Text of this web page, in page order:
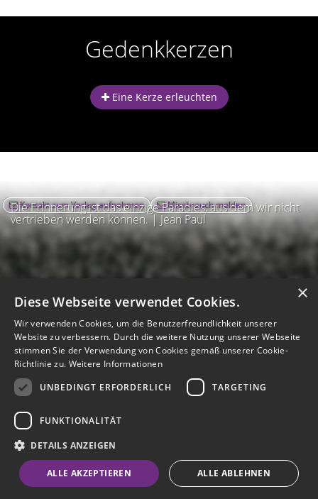
Gedenkkerzen
Eine Kerze erleuchten
Die Erinnerung ist das einzige Paradies, aus dem wir nicht
vertrieben werden können. | Jean Paul
Kontakt zum Verlag aufnehmen Missbrauch melden
Barrierefreiheit
Barriere melden
c
e
m
K
n
t
Kontrastmodus aktivieren
Hilfe
eigenes Gedenkportal erstellen
Vertrag widerrufen
Gedenkportal erstellen
×
Diese Webseite verwendet Cookies.
Wir verwenden Cookies, um die Benutzerfreundlichkeit unserer
Website zu verbessern. Durch die weitere Nutzung unserer Webseite
stimmen Sie der Verwendung von Cookies gemäß unserer Cookie-
Richtlinie zu. Weitere Informationen
UNBEDINGT ERFORDERLICH
TARGETING
FUNKTIONALITÄT
DETAILS ANZEIGEN
ALLE AKZEPTIEREN ALLE ABLEHNEN